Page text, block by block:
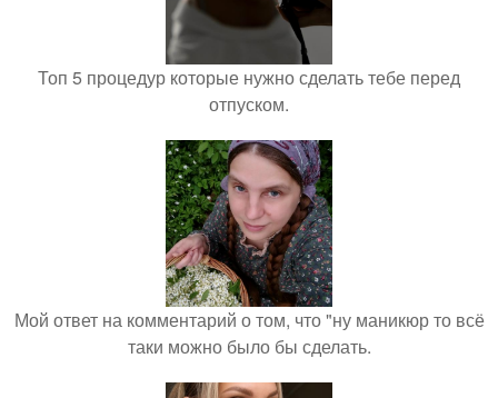
Топ 5 процедур которые нужно сделать тебе перед
отпуском.
Мой ответ на комментарий о том, что "ну маникюр то всё
таки можно было бы сделать.